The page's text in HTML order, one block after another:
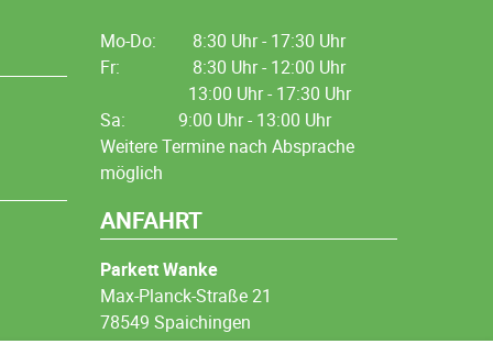
Mo-Do:
8:30 Uhr - 17:30 Uhr
Fr:
8:30 Uhr - 12:00 Uhr
13:00 Uhr - 17:30 Uhr
Sa: 9:00 Uhr - 13:00 Uhr
Weitere Termine nach Absprache
möglich
ANFAHRT
Parkett Wanke
Max-Planck-Straße 21
78549 Spaichingen